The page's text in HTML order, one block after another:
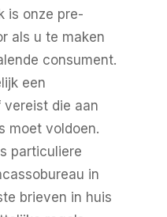
is onze pre-
als u te maken
consument.
een
vereist die aan
moet voldoen.
particuliere
in
brieven in huis